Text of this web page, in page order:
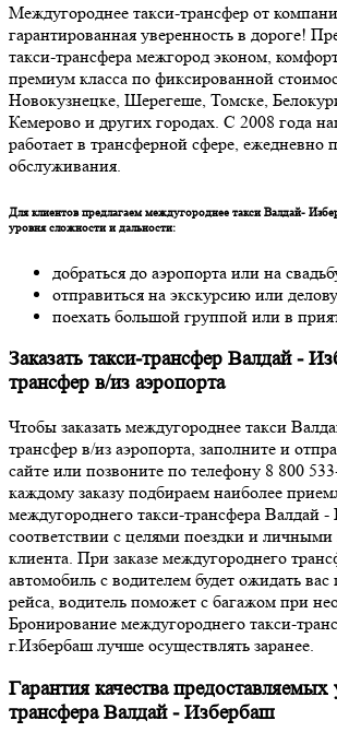
Междугороднее такси-трансфер от
гарантированная уверенность в дороге!
такси-трансфера межгород эконом,
премиум класса по фиксированной
Новокузнецке, Шерегеше, Томске,
Кемерово и других городах. С 2008 года
работает в трансферной сфере, ежедневно
обслуживания.
Для клиентов предлагаем междугороднее такси Валдай-
уровня сложности и дальности:
добраться до аэропорта или на
отправиться на экскурсию или
поехать большой группой или в
Заказать такси-трансфер Валдай -
трансфер в/из аэропорта
Чтобы заказать междугороднее такси
трансфер в/из аэропорта, заполните и
сайте или позвоните по телефону 8 800
каждому заказу подбираем наиболее
междугороднего такси-трансфера Валдай
соответствии с целями поездки и
клиента. При заказе междугороднего
автомобиль с водителем будет ожидать
рейса, водитель поможет с багажом при
Бронирование междугороднего такси-
г.Избербаш лучше осуществлять заранее.
Гарантия качества предоставляемых
трансфера Валдай - Избербаш